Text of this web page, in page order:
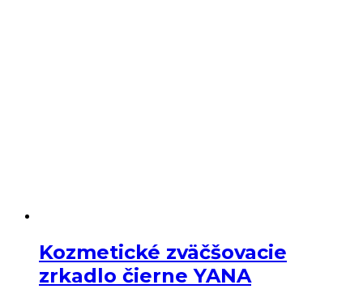
Kozmetické zväčšovacie
zrkadlo čierne YANA